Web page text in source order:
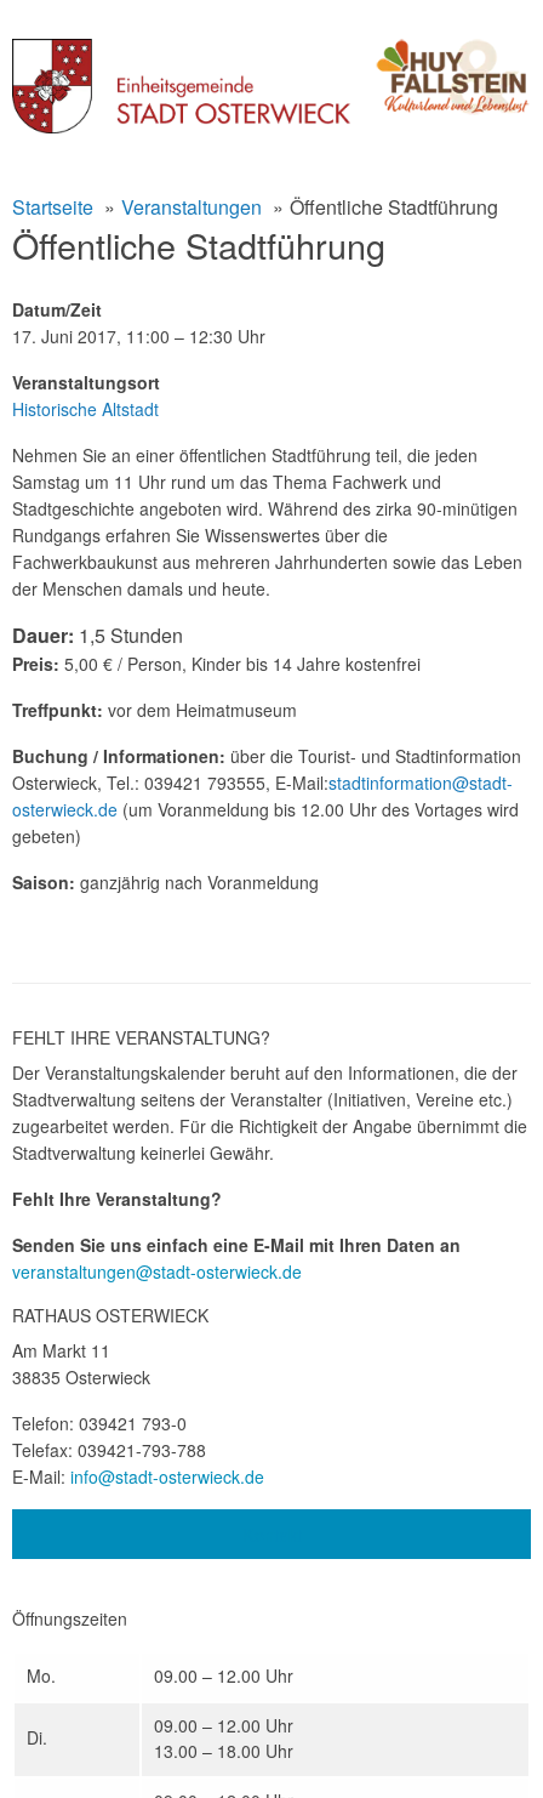
to
content
Startseite Veranstaltungen Öffentliche Stadtführung
Öffentliche Stadtführung
Datum/Zeit
17. Juni 2017, 11:00 – 12:30 Uhr
Veranstaltungsort
Historische Altstadt
Nehmen Sie an einer öffentlichen Stadtführung teil, die jeden
Samstag um 11 Uhr rund um das Thema Fachwerk und
Stadtgeschichte angeboten wird. Während des zirka 90-minütigen
Rundgangs erfahren Sie Wissenswertes über die
Fachwerkbaukunst aus mehreren Jahrhunderten sowie das Leben
der Menschen damals und heute.
Dauer: 1,5 Stunden
Preis: 5,00 € / Person, Kinder bis 14 Jahre kostenfrei
Treffpunkt: vor dem Heimatmuseum
Buchung / Informationen: über die Tourist- und Stadtinformation
Osterwieck, Tel.: 039421 793555, E-Mail:stadtinformation@stadt-
osterwieck.de (um Voranmeldung bis 12.00 Uhr des Vortages wird
gebeten)
Saison: ganzjährig nach Voranmeldung
FEHLT IHRE VERANSTALTUNG?
Der Veranstaltungskalender beruht auf den Informationen, die der
Stadtverwaltung seitens der Veranstalter (Initiativen, Vereine etc.)
zugearbeitet werden. Für die Richtigkeit der Angabe übernimmt die
Stadtverwaltung keinerlei Gewähr.
Fehlt Ihre Veranstaltung?
Senden Sie uns einfach eine E-Mail mit Ihren Daten an
veranstaltungen@stadt-osterwieck.de
RATHAUS OSTERWIECK
Am Markt 11
38835 Osterwieck
Telefon: 039421 793-0
Telefax: 039421-793-788
E-Mail: info@stadt-osterwieck.de
Öffnungszeiten
Mo. 09.00 – 12.00 Uhr
Di.
09.00 – 12.00 Uhr
13.00 – 18.00 Uhr